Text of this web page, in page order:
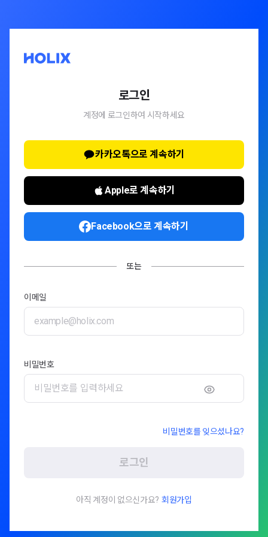
로그인
계정에 로그인하여 시작하세요
카카오톡으로 계속하기
Apple로 계속하기
Facebook으로 계속하기
또는
이메일
비밀번호
비밀번호를 잊으셨나요?
로그인
아직 계정이 없으신가요? 회원가입